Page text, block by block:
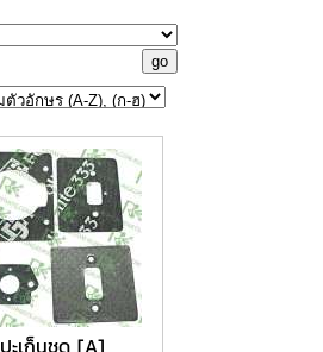
ปะเก็นชุด [A]